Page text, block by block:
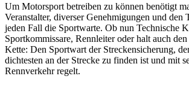
Um Motorsport betreiben zu können benötigt
Veranstalter, diverser Genehmigungen und den
jeden Fall die Sportwarte. Ob nun Technische
Sportkommissare, Rennleiter oder halt auch
Kette: Den Sportwart der Streckensicherung,
dichtesten an der Strecke zu finden ist und mit
Rennverkehr regelt.